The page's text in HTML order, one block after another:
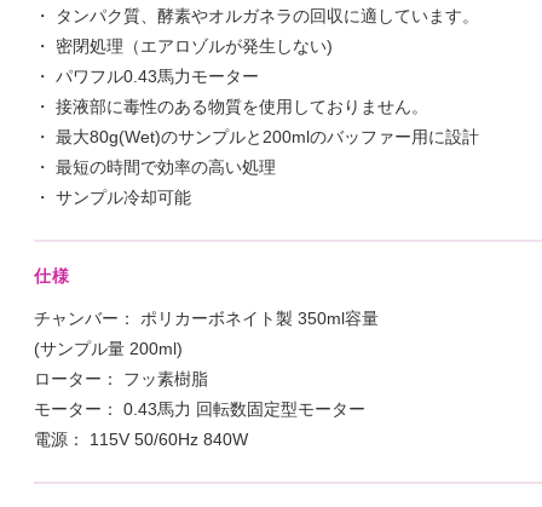
・ タンパク質、酵素やオルガネラの回収に適しています。
・ 密閉処理（エアロゾルが発生しない)
・ パワフル0.43馬力モーター
・ 接液部に毒性のある物質を使用しておりません。
・ 最大80g(Wet)のサンプルと200mlのバッファー用に設計
・ 最短の時間で効率の高い処理
・ サンプル冷却可能
仕様
チャンバー： ポリカーボネイト製 350ml容量
(サンプル量 200ml)
ローター： フッ素樹脂
モーター： 0.43馬力 回転数固定型モーター
電源： 115V 50/60Hz 840W